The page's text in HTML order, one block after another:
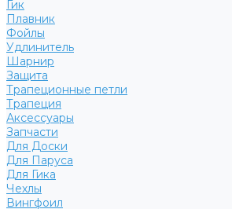
Гик
Плавник
Фойлы
Удлинитель
Шарнир
Защита
Трапеционные петли
Трапеция
Аксессуары
Запчасти
Для Доски
Для Паруса
Для Гика
Чехлы
Вингфоил